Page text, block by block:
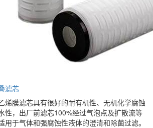
滤芯
烯膜滤芯具有很好的耐有机性、无机化学腐蚀
性，出厂前滤芯100%经过气泡点及扩散流等
用于气体和强腐蚀性液体的澄清和除菌过滤。